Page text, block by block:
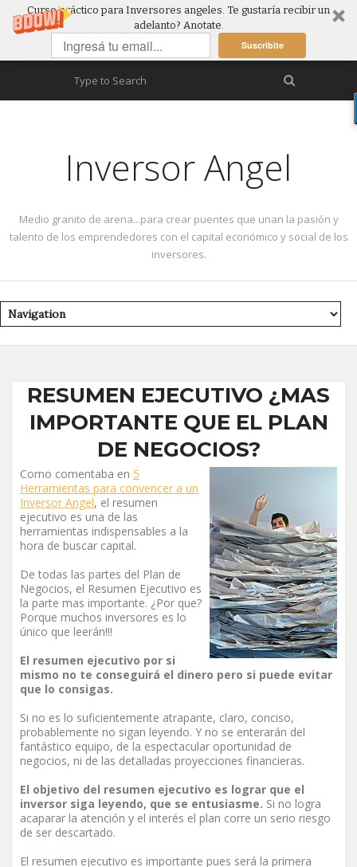
Curso práctico para Inversores angeles. Te gustaría recibir un
adelanto? Anotate.
Suscribite
Inversor Angel
Medio granito de arena...para crear puentes que unan la pasión y
talento de los emprendedores con el capital económico y social de los
inversores.
RESUMEN EJECUTIVO ¿MAS
IMPORTANTE QUE EL PLAN
DE NEGOCIOS?
Como comentaba en 5
Herramientas para convencer a un
Inversor Angel, el resumen
ejecutivo es una de las
herramientas indispensables a la
hora de buscar capital.
De todas las partes del Plan de
Negocios, el Resumen Ejecutivo es
la parte mas importante. ¿Por que?
Porque muchos inversores es lo
único que leerán!!!
El resumen ejecutivo por si
mismo no te conseguirá el dinero pero si puede evitar
que lo consigas.
Si no es lo suficientemente atrapante, claro, conciso,
probablemente no sigan leyendo. Y no se enterarán del
fantástico equipo, de la espectacular oportunidad de
negocios, ni de las detalladas proyecciones financieras.
El objetivo del resumen ejecutivo es lograr que el
inversor siga leyendo, que se entusiasme. Si no logra
acaparar la atención y el interés el plan corre un serio riesgo
de ser descartado.
El resumen ejecutivo es importante pues será la primera